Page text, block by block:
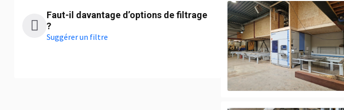
Faut-il davantage d’options de filtrage
?
Suggérer un filtre